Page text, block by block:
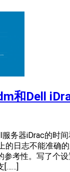
和Dell
务器iDrac的时间
的日志不能准确
参考性。写了个
[……]